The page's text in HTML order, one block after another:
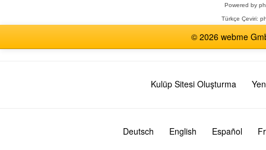
Powered by
Türkçe Çeviri:
© 2026 webme
Kulüp Sitesi Oluşturma
Deutsch English Español